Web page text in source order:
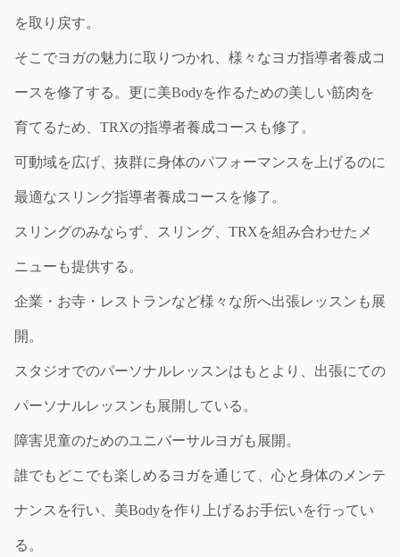
を取り戻す。
そこでヨガの魅力に取りつかれ、様々なヨガ指導者養成コ
ースを修了する。更に美Bodyを作るための美しい筋肉を
育てるため、TRXの指導者養成コースも修了。
可動域を広げ、抜群に身体のパフォーマンスを上げるのに
最適なスリング指導者養成コースを修了。
スリングのみならず、スリング、TRXを組み合わせたメ
ニューも提供する。
企業・お寺・レストランなど様々な所へ出張レッスンも展
開。
スタジオでのパーソナルレッスンはもとより、出張にての
パーソナルレッスンも展開している。
障害児童のためのユニバーサルヨガも展開。
誰でもどこでも楽しめるヨガを通じて、心と身体のメンテ
ナンスを行い、美Bodyを作り上げるお手伝いを行ってい
る。